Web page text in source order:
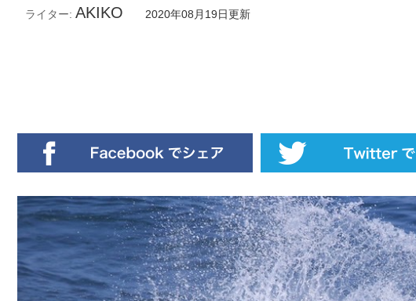
ライター: AKIKO 2020年08月19日更新